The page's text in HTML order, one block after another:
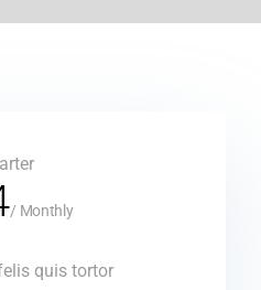
/ Monthly
quis tortor